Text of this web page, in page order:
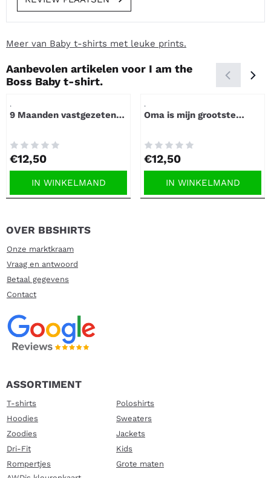
Meer van Baby t-shirts met leuke prints.
Aanbevolen artikelen voor I am the
Boss Baby t-shirt.
Artikelnummer
.
9 Maanden vastgezeten
Prijs: 12,50
€12,50
IN WINKELMAND
Artikelnummer
.
Oma is mijn grootste
Prijs: 12,50
€12,50
IN WINKELMAND
OVER BBSHIRTS
Onze marktkraam
Vraag en antwoord
Betaal gegevens
Contact
ASSORTIMENT
T-shirts
Poloshirts
Hoodies
Sweaters
Zoodies
Jackets
Dri-Fit
Kids
Rompertjes
Grote maten